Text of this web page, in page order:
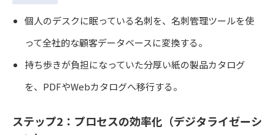
個人のデスクに眠っている名刺を、名刺管理ツールを使
って全社的な顧客データベースに変換する。
持ち歩きが負担になっていた分厚い紙の製品カタログ
を、PDFやWebカタログへ移行する。
ステップ2：プロセスの効率化（デジタライゼーシ